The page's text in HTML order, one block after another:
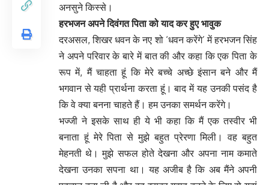
अनसुने किस्से।
हरभजन अपने दिवंगत पिता को याद कर हुए भावुक
दरअसल, शिखर धवन के नए शो ‘धवन करेंगे’ में हरभजन सिंह
ने अपने परिवार के बारे में बात की और कहा कि एक पिता के
रूप में, मैं चाहता हूं कि मेरे बच्चे अच्छे इंसान बने और मैं
भगवान से यही प्रार्थना करता हूं। बाद में यह उनकी पसंद है
कि वे क्या बनना चाहते हैं। हम उनका समर्थन करेंगे।
भज्जी ने इसके साथ ही ये भी कहा कि मैं एक तस्वीर भी
बनाता हूं मेरे पिता से मुझे बहुत प्रेरणा मिली। वह बहुत
मेहनती थे। मुझे सफल होते देखना और अपना नाम कमाते
देखना उनका सपना था। यह अजीब है कि अब मैंने अपनी